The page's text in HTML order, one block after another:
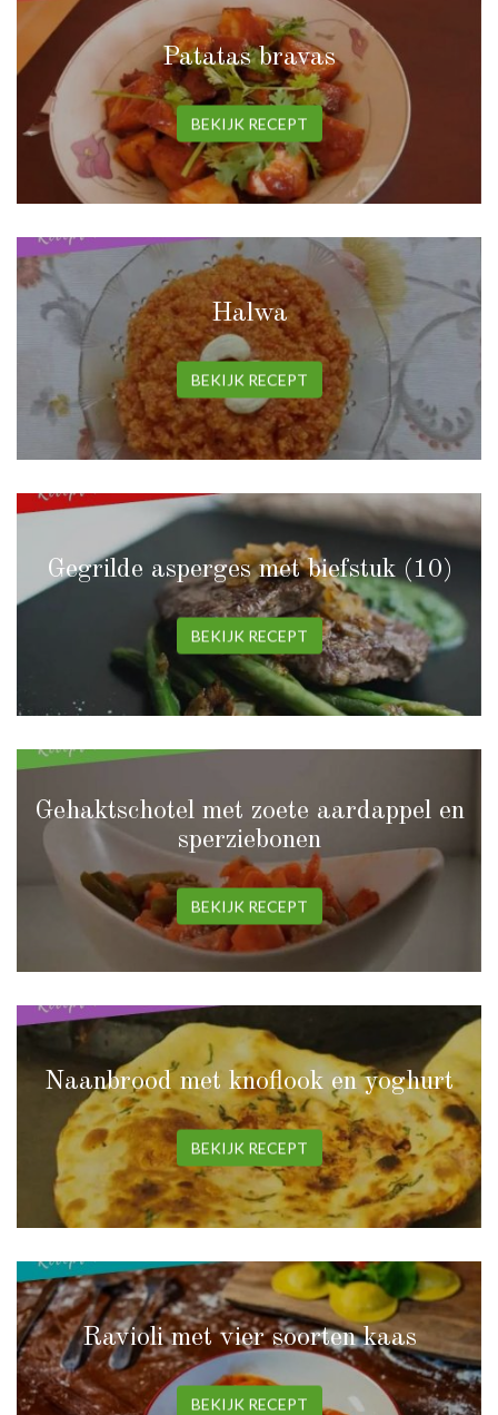
Patatas bravas
BEKIJK RECEPT
Halwa
BEKIJK RECEPT
Gegrilde asperges met biefstuk (10)
BEKIJK RECEPT
Gehaktschotel met zoete aardappel en
sperziebonen
BEKIJK RECEPT
Naanbrood met knoflook en yoghurt
BEKIJK RECEPT
Ravioli met vier soorten kaas
BEKIJK RECEPT